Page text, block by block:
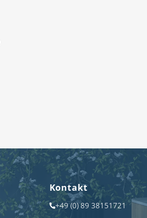
Kontakt
+49 (0) 89 38151721